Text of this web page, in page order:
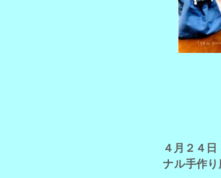
４月２４
ナル手作り